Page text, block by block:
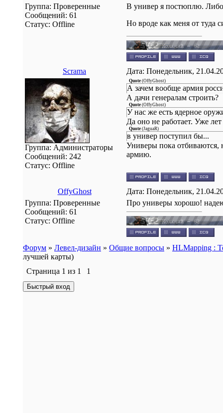
Группа: Проверенные
Сообщений: 61
Статус: Offline
В универ я постюплю.
Но вроде как меня от туда
Scrama Дата: Понедельник,
Группа: Администраторы
Сообщений: 242
Статус: Offline
Quote (OffyGhost)
А зачем вообще армия
А дачи генералам строить?
Quote (OffyGhost)
У нас же есть ядерное
Да оно не работает. Уже
Quote (JaguaR)
в универ поступил бы...
Универы пока отбиваются,
армию.
OffyGhost
Дата: Понедельник,
Группа: Проверенные
Сообщений: 61
Статус: Offline
Про универы хорошо!
Форум » Левел-дизайн » Общие вопросы » HLMapping :
лучшей карты)
Страница 1 из 1 1